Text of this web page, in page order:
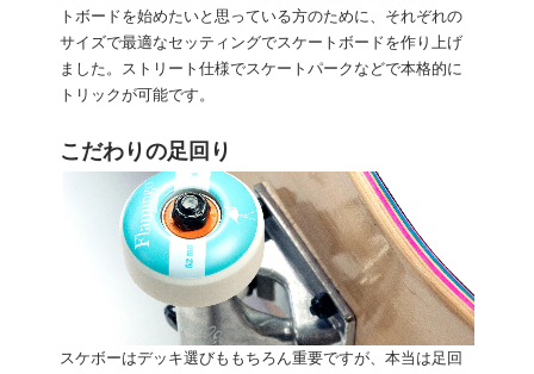
トボードを始めたいと思っている方のために、それぞれの
サイズで最適なセッティングでスケートボードを作り上げ
ました。ストリート仕様でスケートパークなどで本格的に
トリックが可能です。
こだわりの足回り
スケボーはデッキ選びももちろん重要ですが、本当は足回